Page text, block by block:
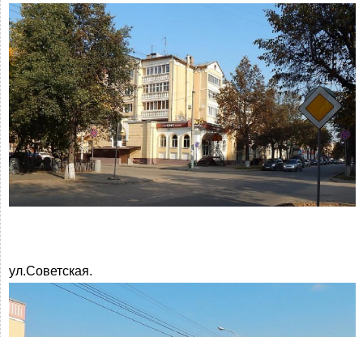
ул.Советская.